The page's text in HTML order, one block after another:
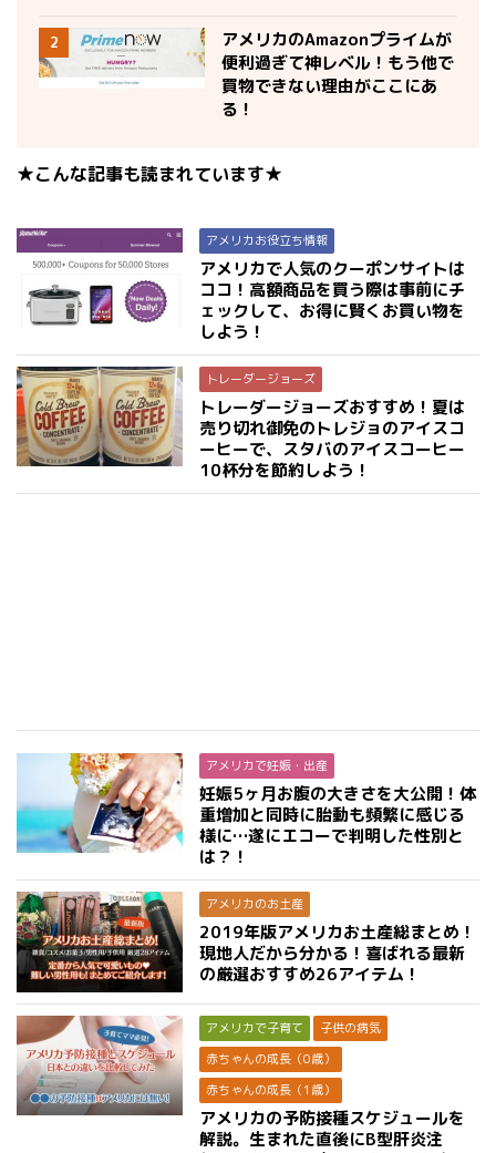
2
アメリカのAmazonプライムが
便利過ぎて神レベル！もう他で
買物できない理由がここにあ
る！
★こんな記事も読まれています★
アメリカお役立ち情報
アメリカで人気のクーポンサイトは
ココ！高額商品を買う際は事前にチ
ェックして、お得に賢くお買い物を
しよう！
トレーダージョーズ
トレーダージョーズおすすめ！夏は
売り切れ御免のトレジョのアイスコ
ーヒーで、スタバのアイスコーヒー
10杯分を節約しよう！
アメリカで妊娠・出産
妊娠5ヶ月お腹の大きさを大公開！体
重増加と同時に胎動も頻繁に感じる
様に…遂にエコーで判明した性別と
は？！
アメリカのお土産
2019年版アメリカお土産総まとめ！
現地人だから分かる！喜ばれる最新
の厳選おすすめ26アイテム！
アメリカで子育て
子供の病気
赤ちゃんの成長（0歳）
赤ちゃんの成長（1歳）
アメリカの予防接種スケジュールを
解説。生まれた直後にB型肝炎注